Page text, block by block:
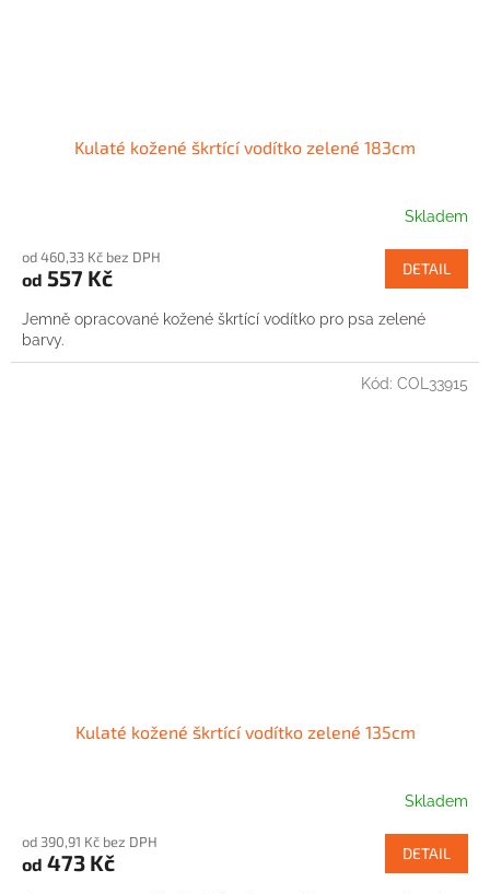
Kulaté kožené škrtící vodítko zelené 183cm
Skladem
od 460,33 Kč bez DPH
od 557 Kč DETAIL
Jemně opracované kožené škrtící vodítko pro psa zelené
barvy.
Kulaté kožené škrtící vodítko zelené 135cm
Skladem
od 390,91 Kč bez DPH
od 473 Kč DETAIL
Kód: COL33915